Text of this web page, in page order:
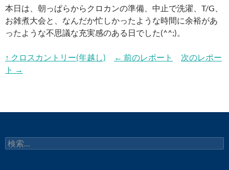
本日は、朝っぱらからクロカンの準備、中止で洗濯、T/G、
お雑煮大会と、なんだか忙しかったような時間に余裕があ
ったような不思議な充実感のある日でした(^^;)。
↑ クロスカントリー(年越し) ← 前のレポート
次のレポー
ト →
検
索: